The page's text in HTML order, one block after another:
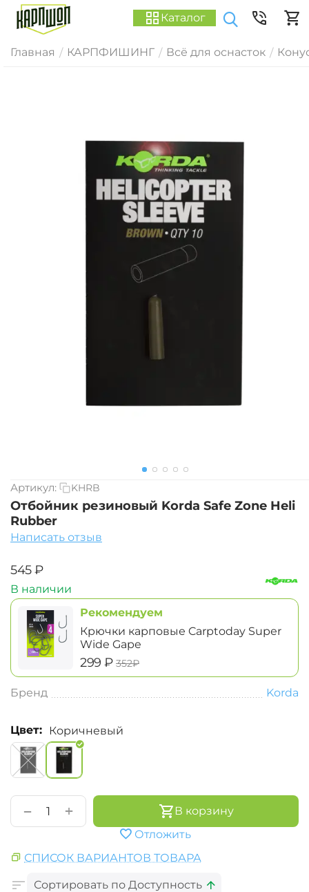
Каталог
Главная / КАРПФИШИНГ / Всё для оснасток /
Артикул: KHRB
Отбойник резиновый Korda Safe Zone Heli
Rubber
Написать отзыв
‍545‍₽
В наличии
Рекомендуем
Крючки карповые Carptoday Super
Wide Gape
‍299‍ ₽ ‍352‍₽
Бренд Korda
Цвет: Коричневый
+
−
В корзину
Отложить
СПИСОК ВАРИАНТОВ ТОВАРА
Сортировать по Доступность